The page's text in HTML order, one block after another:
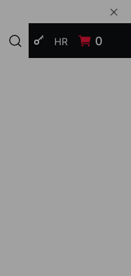
PRIJAVI SE
HR 0
Open search modal